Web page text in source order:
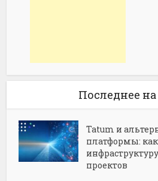
Последнее на
Tatum и
платформы:
проектов